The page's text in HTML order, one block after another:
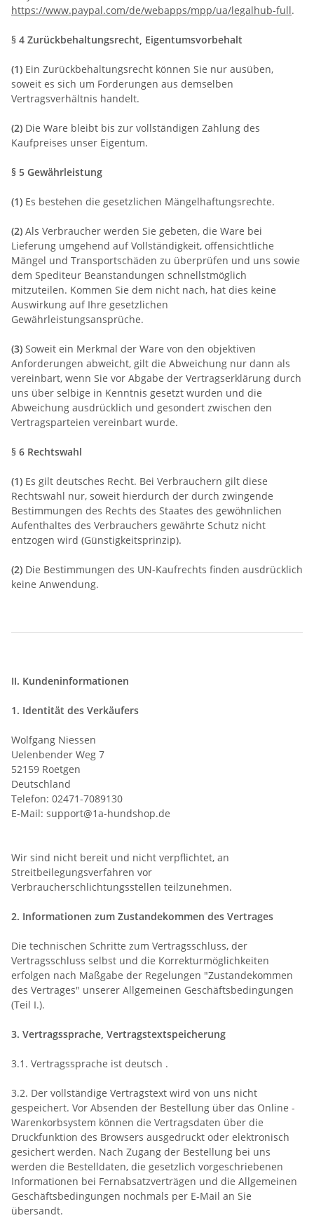
https://www.paypal.com/de/webapps/mpp/ua/legalhub-full.
§ 4 Zurückbehaltungsrecht , Eigentumsvorbehalt
(1) Ein Zurückbehaltungsrecht können Sie nur ausüben,
soweit es sich um Forderungen aus demselben
Vertragsverhältnis handelt.
(2) Die Ware bleibt bis zur vollständigen Zahlung des
Kaufpreises unser Eigentum.
§ 5 Gewährleistung
(1) Es bestehen die gesetzlichen Mängelhaftungsrechte.
(2) Als Verbraucher werden Sie gebeten, die Ware bei
Lieferung umgehend auf Vollständigkeit, offensichtliche
Mängel und Transportschäden zu überprüfen und uns sowie
dem Spediteur Beanstandungen schnellstmöglich
mitzuteilen. Kommen Sie dem nicht nach, hat dies keine
Auswirkung auf Ihre gesetzlichen
Gewährleistungsansprüche.
(3) Soweit ein Merkmal der Ware von den objektiven
Anforderungen abweicht, gilt die Abweichung nur dann als
vereinbart, wenn Sie vor Abgabe der Vertragserklärung durch
uns über selbige in Kenntnis gesetzt wurden und die
Abweichung ausdrücklich und gesondert zwischen den
Vertragsparteien vereinbart wurde.
§ 6 Rechtswahl
(1) Es gilt deutsches Recht. Bei Verbrauchern gilt diese
Rechtswahl nur, soweit hierdurch der durch zwingende
Bestimmungen des Rechts des Staates des gewöhnlichen
Aufenthaltes des Verbrauchers gewährte Schutz nicht
entzogen wird (Günstigkeitsprinzip).
(2) Die Bestimmungen des UN-Kaufrechts finden ausdrücklich
keine Anwendung.
II. Kundeninformationen
1. Identität des Verkäufers
Wolfgang Niessen
Uelenbender Weg 7
52159 Roetgen
Deutschland
Telefon: 02471-7089130
E-Mail: support@1a-hundshop.de
Wir sind nicht bereit und nicht verpflichtet, an
Streitbeilegungsverfahren vor
Verbraucherschlichtungsstellen teilzunehmen.
2. Informationen zum Zustandekommen des Vertrages
Die technischen Schritte zum Vertragsschluss, der
Vertragsschluss selbst und die Korrekturmöglichkeiten
erfolgen nach Maßgabe der Regelungen "Zustandekommen
des Vertrages" unserer Allgemeinen Geschäftsbedingungen
(Teil I.).
3. Vertragssprache, Vertragstextspeicherung
3.1. Vertragssprache ist deutsch .
3.2. Der vollständige Vertragstext wird von uns nicht
gespeichert. Vor Absenden der Bestellung über das Online -
Warenkorbsystem können die Vertragsdaten über die
Druckfunktion des Browsers ausgedruckt oder elektronisch
gesichert werden. Nach Zugang der Bestellung bei uns
werden die Bestelldaten, die gesetzlich vorgeschriebenen
Informationen bei Fernabsatzverträgen und die Allgemeinen
Geschäftsbedingungen nochmals per E-Mail an Sie
übersandt.